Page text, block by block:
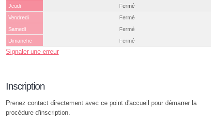
Jeudi
Fermé
Vendredi
Fermé
Samedi
Fermé
Dimanche
Fermé
Signaler une erreur
Inscription
Prenez contact directement avec ce point d'accueil pour démarrer la
procédure d'inscription.